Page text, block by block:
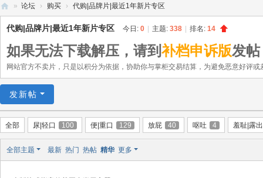
影
区
» 论坛 › 购买 › 代购|品牌片|最近1年新片专区
代购|品牌片|最近1年新片专区 今日: 0 主题: 338 排名: 14
如果无法下载解压，请到补档申诉版发
网站官方不卖片，只是以积分为依据，协助你与掌柜交易结算，为避免恶意好评
发新帖
全部 尿|轻口 100 便|重口 129 放屁 40 呕吐 4 羞耻|露出
全部主题 最新 热门 热帖 精华 更多